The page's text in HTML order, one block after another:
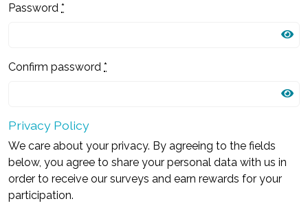
Password *
Confirm password *
Privacy Policy
We care about your privacy. By agreeing to the fields
below, you agree to share your personal data with us in
order to receive our surveys and earn rewards for your
participation.